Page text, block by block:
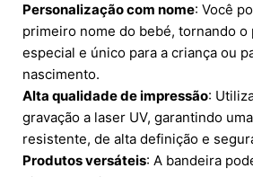
Personalização com nome: Você
primeiro nome do bebé, tornando o
especial e único para a criança ou
nascimento.
Alta qualidade de impressão:
gravação a laser UV, garantindo
resistente, de alta definição e
Produtos versáteis: A bandeira